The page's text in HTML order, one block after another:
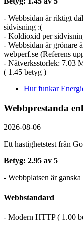
- Webbsidan är riktigt
sidvisning :(
- Koldioxid per
- Webbsidan är grönare
webperf.se (Referens
- Nätverksstorlek: 7.03
( 1.45 betyg )
Hur funkar
Webbprestanda
2026-08-06
Ett hastighetstest från
Betyg: 2.95 av 5
- Webbplatsen är ganska
Webbstandard
- Modern HTTP ( 1.00